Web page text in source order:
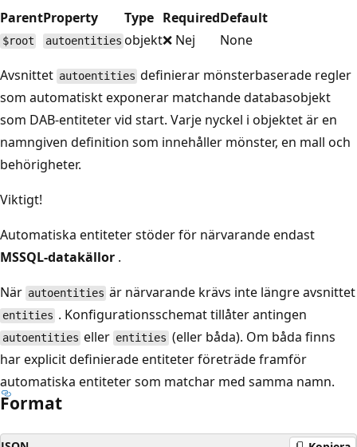
ParentProperty Type RequiredDefault
$root autoentities objekt❌ Nej
None
Avsnittet autoentities definierar mönsterbaserade regler
som automatiskt exponerar matchande databasobjekt
som DAB-entiteter vid start. Varje nyckel i objektet är en
namngiven definition som innehåller mönster, en mall och
behörigheter.
Viktigt!
Automatiska entiteter stöder för närvarande endast
MSSQL-datakällor .
När autoentities är närvarande krävs inte längre avsnittet
entities . Konfigurationsschemat tillåter antingen
autoentities eller entities (eller båda). Om båda finns
har explicit definierade entiteter företräde framför
automatiska entiteter som matchar med samma namn.
Format